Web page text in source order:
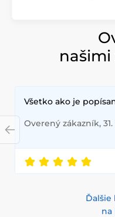
Všetko ako je
Overený zákazník, 31.
na